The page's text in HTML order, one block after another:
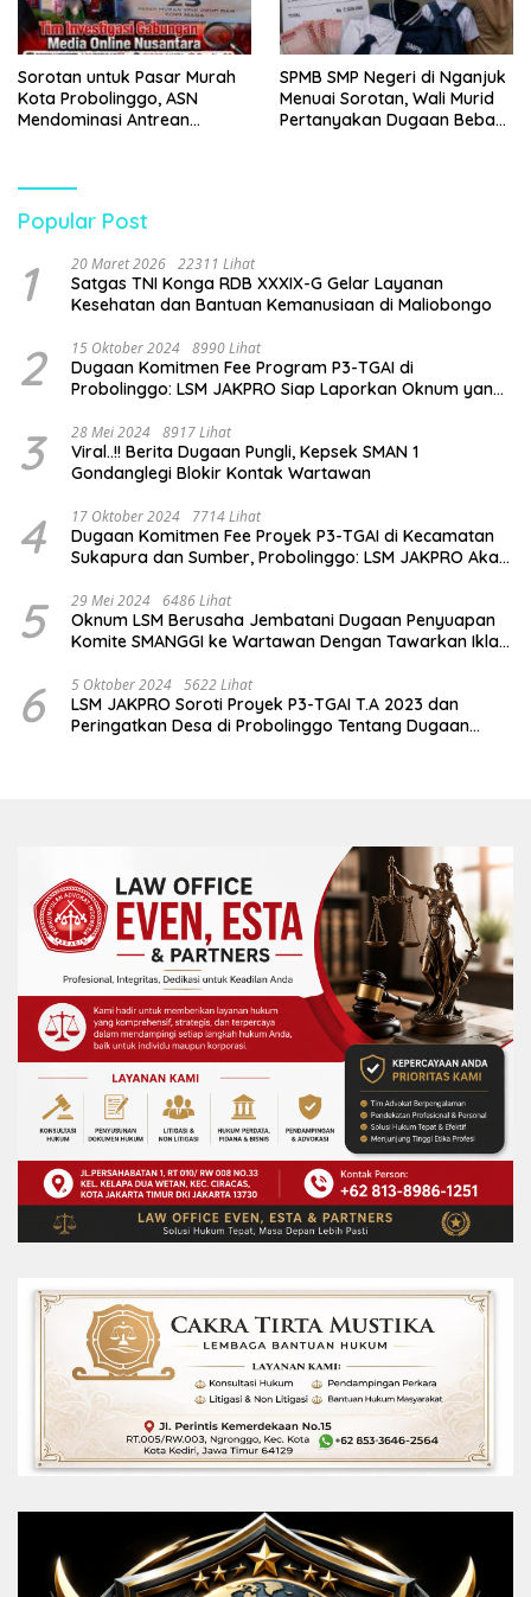
Sorotan untuk Pasar Murah
Kota Probolinggo, ASN
Mendominasi Antrean
SPMB SMP Negeri di Nganjuk
Menuai Sorotan, Wali Murid
Pertanyakan Dugaan Beban
Popular Post
1 20 Maret 2026 22311 Lihat
Satgas TNI Konga RDB XXXIX-G Gelar Layanan
Kesehatan dan Bantuan Kemanusiaan di Maliobongo
2 15 Oktober 2024 8990 Lihat
Dugaan Komitmen Fee Program P3-TGAI di
Probolinggo: LSM JAKPRO Siap Laporkan Oknum yang
3 28 Mei 2024 8917 Lihat
Viral..!! Berita Dugaan Pungli, Kepsek SMAN 1
Gondanglegi Blokir Kontak Wartawan
4 17 Oktober 2024 7714 Lihat
Dugaan Komitmen Fee Proyek P3-TGAI di Kecamatan
Sukapura dan Sumber, Probolinggo: LSM JAKPRO Akan
5 29 Mei 2024 6486 Lihat
Oknum LSM Berusaha Jembatani Dugaan Penyuapan
Komite SMANGGI ke Wartawan Dengan Tawarkan Iklan
6 5 Oktober 2024 5622 Lihat
LSM JAKPRO Soroti Proyek P3-TGAI T.A 2023 dan
Peringatkan Desa di Probolinggo Tentang Dugaan